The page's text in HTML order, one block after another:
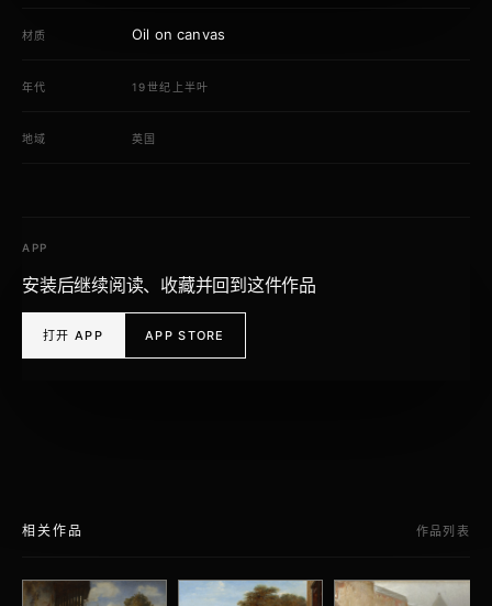
材质 Oil on canvas
年代 19世纪上半叶
地域 英国
APP
安装后继续阅读、收藏并回到这件作品
打开 APP APP STORE
相关作品 作品列表